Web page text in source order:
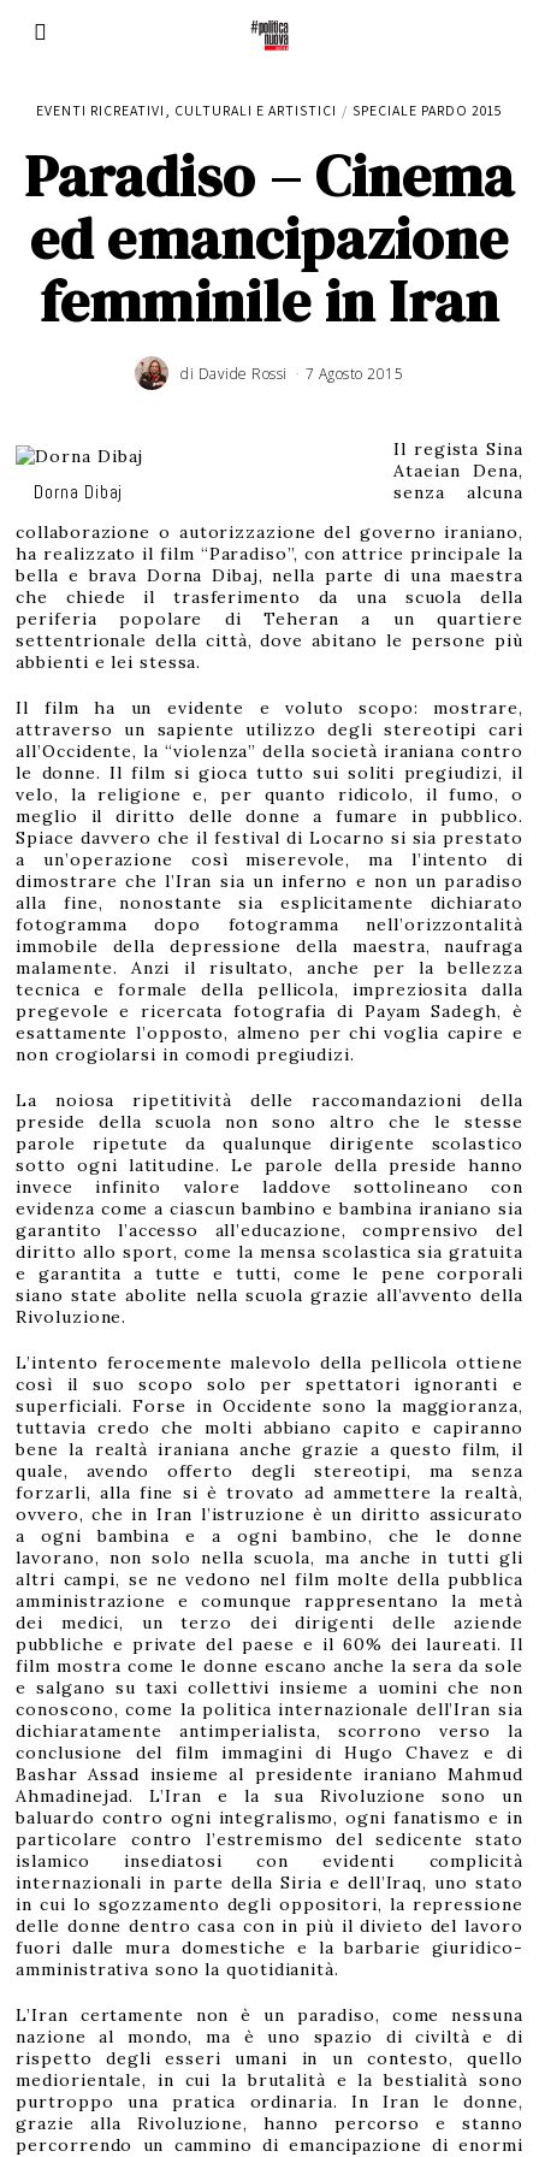
EVENTI RICREATIVI, CULTURALI E ARTISTICI / SPECIALE PARDO 2015
Paradiso – Cinema
ed emancipazione
femminile in Iran
di Davide Rossi 7 Agosto 2015
o
2
0
1
6
Dorna Dibaj
Il regista Sina
Ataeian Dena,
senza alcuna
collaborazione o autorizzazione del governo iraniano,
ha realizzato il film “Paradiso”, con attrice principale la
bella e brava Dorna Dibaj, nella parte di una maestra
che chiede il trasferimento da una scuola della
periferia popolare di Teheran a un quartiere
settentrionale della città, dove abitano le persone più
abbienti e lei stessa.
Il film ha un evidente e voluto scopo: mostrare,
attraverso un sapiente utilizzo degli stereotipi cari
all’Occidente, la “violenza” della società iraniana contro
le donne. Il film si gioca tutto sui soliti pregiudizi, il
velo, la religione e, per quanto ridicolo, il fumo, o
meglio il diritto delle donne a fumare in pubblico.
Spiace davvero che il festival di Locarno si sia prestato
a un’operazione così miserevole, ma l’intento di
dimostrare che l’Iran sia un inferno e non un paradiso
alla fine, nonostante sia esplicitamente dichiarato
fotogramma dopo fotogramma nell’orizzontalità
immobile della depressione della maestra, naufraga
malamente. Anzi il risultato, anche per la bellezza
tecnica e formale della pellicola, impreziosita dalla
pregevole e ricercata fotografia di Payam Sadegh, è
esattamente l’opposto, almeno per chi voglia capire e
non crogiolarsi in comodi pregiudizi.
La noiosa ripetitività delle raccomandazioni della
preside della scuola non sono altro che le stesse
parole ripetute da qualunque dirigente scolastico
sotto ogni latitudine. Le parole della preside hanno
invece infinito valore laddove sottolineano con
evidenza come a ciascun bambino e bambina iraniano sia
garantito l’accesso all’educazione, comprensivo del
diritto allo sport, come la mensa scolastica sia gratuita
e garantita a tutte e tutti, come le pene corporali
siano state abolite nella scuola grazie all’avvento della
Rivoluzione.
L’intento ferocemente malevolo della pellicola ottiene
così il suo scopo solo per spettatori ignoranti e
superficiali. Forse in Occidente sono la maggioranza,
tuttavia credo che molti abbiano capito e capiranno
bene la realtà iraniana anche grazie a questo film, il
quale, avendo offerto degli stereotipi, ma senza
forzarli, alla fine si è trovato ad ammettere la realtà,
ovvero, che in Iran l’istruzione è un diritto assicurato
a ogni bambina e a ogni bambino, che le donne
lavorano, non solo nella scuola, ma anche in tutti gli
altri campi, se ne vedono nel film molte della pubblica
amministrazione e comunque rappresentano la metà
dei medici, un terzo dei dirigenti delle aziende
pubbliche e private del paese e il 60% dei laureati. Il
film mostra come le donne escano anche la sera da sole
e salgano su taxi collettivi insieme a uomini che non
conoscono, come la politica internazionale dell’Iran sia
dichiaratamente antimperialista, scorrono verso la
conclusione del film immagini di Hugo Chavez e di
Bashar Assad insieme al presidente iraniano Mahmud
Ahmadinejad. L’Iran e la sua Rivoluzione sono un
baluardo contro ogni integralismo, ogni fanatismo e in
particolare contro l’estremismo del sedicente stato
islamico insediatosi con evidenti complicità
internazionali in parte della Siria e dell’Iraq, uno stato
in cui lo sgozzamento degli oppositori, la repressione
delle donne dentro casa con in più il divieto del lavoro
fuori dalle mura domestiche e la barbarie giuridico-
amministrativa sono la quotidianità.
L’Iran certamente non è un paradiso, come nessuna
nazione al mondo, ma è uno spazio di civiltà e di
rispetto degli esseri umani in un contesto, quello
mediorientale, in cui la brutalità e la bestialità sono
purtroppo una pratica ordinaria. In Iran le donne,
grazie alla Rivoluzione, hanno percorso e stanno
percorrendo un cammino di emancipazione di enormi